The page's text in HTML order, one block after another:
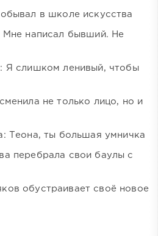
в школе искусства
Мне написал бывший. Не
Я слишком ленивый, чтобы
не только лицо, но и
Теона, ты большая умничка
перебрала свои баулы с
обустраивает своё новое